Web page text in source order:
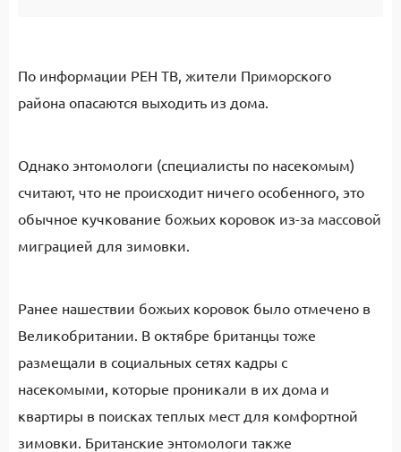
По информации РЕН ТВ, жители Приморского
района опасаются выходить из дома.
Однако энтомологи (специалисты по насекомым)
считают, что не происходит ничего особенного, это
обычное кучкование божьих коровок из-за массовой
миграцией для зимовки.
Ранее нашествии божьих коровок было отмечено в
Великобритании. В октябре британцы тоже
размещали в социальных сетях кадры с
насекомыми, которые проникали в их дома и
квартиры в поисках теплых мест для комфортной
зимовки. Британские энтомологи также